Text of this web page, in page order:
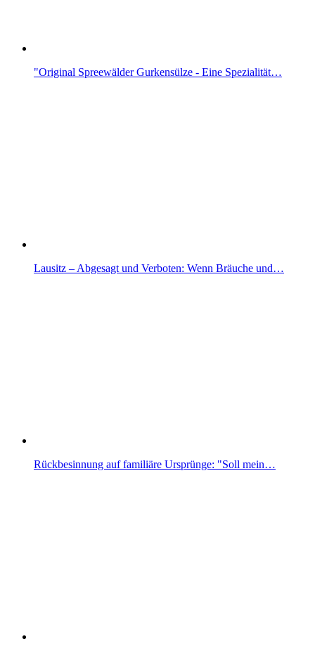
"Original Spreewälder Gurkensülze - Eine Spezialität…
Lausitz – Abgesagt und Verboten: Wenn Bräuche und…
Rückbesinnung auf familiäre Ursprünge: "Soll mein…